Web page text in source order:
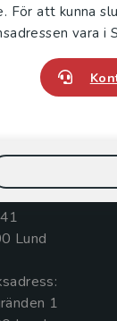
För att kunna
vara i
oss
20 00
Lund
1